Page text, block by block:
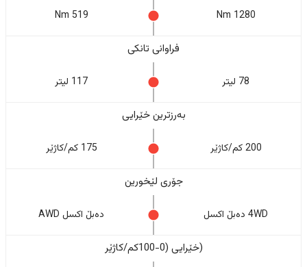
1280 Nm
519 Nm
فراوانی تانکی
78 لیتر 117 لیتر
بەرزترین خێرایی
200 کم/کاژێر 175 کم/کاژێر
جۆری لێخورین
4WD دەبڵ اکسل دەبڵ اکسل AWD
(خێرایی (0-100کم/کاژێر